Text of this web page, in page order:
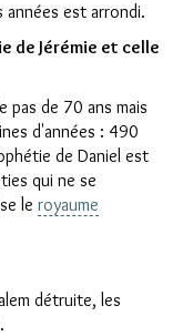
années est arrondi.
de Jérémie et celle
pas de 70 ans mais
d'années : 490
de Daniel est
qui ne se
le royaume
détruite, les